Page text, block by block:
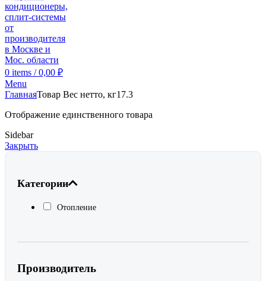
0 items / 0,00 ₽
Menu
ГлавнаяТовар Вес нетто, кг17.3
Отображение единственного товара
Sidebar
Закрыть
Категории
Отопление
Производитель